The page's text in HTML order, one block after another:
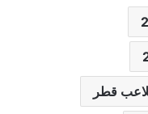
قطر